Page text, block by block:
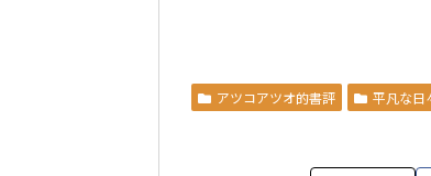
アツコアツオ的書評 平凡な日